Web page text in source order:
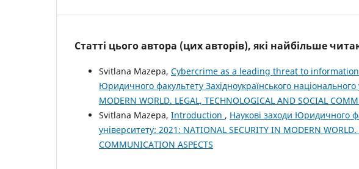
Статті цього автора (цих авторів), які найбільше
Svitlana Mazepa, Cybercrime as a leading threat to
Юридичного факультету Західноукраїнського
MODERN WORLD. LEGAL, TECHNOLOGICAL AND SOCIAL
Svitlana Mazepa, Introduction , Наукові заходи Юридичного
університету: 2021: NATIONAL SECURITY IN MODERN
COMMUNICATION ASPECTS